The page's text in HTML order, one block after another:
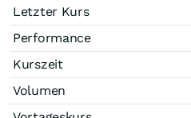
Letzter Kurs
Performance
Kurszeit
Volumen